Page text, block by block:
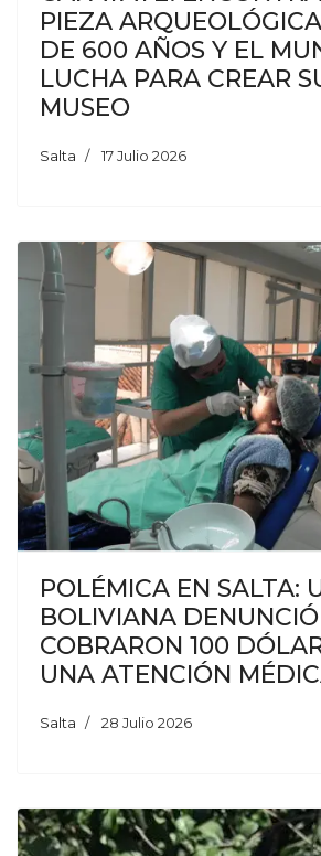
PIEZA
DE 600 AÑOS Y EL
LUCHA PARA CREAR
MUSEO
Salta 17 Julio 2026
POLÉMICA EN SALTA:
BOLIVIANA
COBRARON 100
UNA ATENCIÓN
Salta 28 Julio 2026